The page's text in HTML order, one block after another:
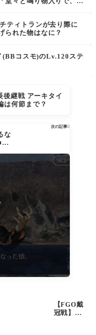
ティトランが去り際に
られた物はなに？
(BBコスモ)のLv.120ステ
後継戦 アーキタイ
は何節まで？
次の記事
な
…
【FGO戴
冠戦】バ